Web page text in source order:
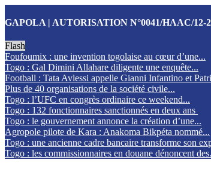
GAPOLA | AUTORISATION N°0041/HAAC/12-
Flash
Foufoumix : une invention togolaise au cœur d’une...
Togo : Gal Dimini Allahare diligente une enquête...
Football : Tata Avlessi appelle Gianni Infantino et
Plus de 40 organisations de la société civile...
Togo : l’UFC en congrès ordinaire ce weekend...
Togo : 132 fonctionnaires sanctionnés en deux ans
Togo : le gouvernement annonce la création d’une...
Agropole pilote de Kara : Anakoma Bikpéta nommé...
Togo : une ancienne cadre bancaire transforme son
Togo : les commissionnaires en douane dénoncent